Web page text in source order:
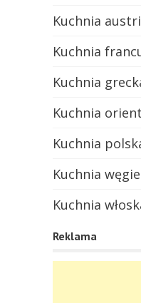
Kuchnia
Kuchnia
Kuchnia
Kuchnia
Kuchnia
Kuchnia
Kuchnia
Reklama